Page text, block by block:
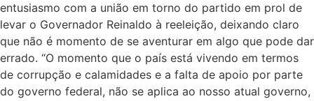
entusiasmo com a união em torno do partido em prol de
levar o Governador Reinaldo à reeleição, deixando claro
que não é momento de se aventurar em algo que pode dar
errado. “O momento que o país está vivendo em termos
de corrupção e calamidades e a falta de apoio por parte
do governo federal, não se aplica ao nosso atual governo,